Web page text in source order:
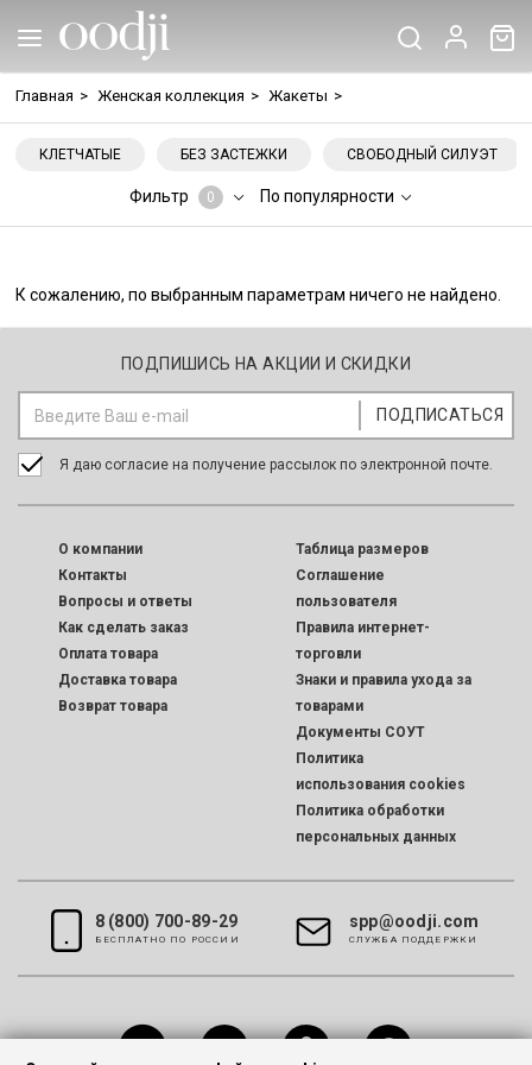
Главная > Женская коллекция > Жакеты >
КЛЕТЧАТЫЕ БЕЗ ЗАСТЕЖКИ СВОБОДНЫЙ СИЛУЭТ
Фильтр 0 По популярности
К сожалению, по выбранным параметрам ничего не найдено.
ПОДПИШИСЬ НА АКЦИИ И СКИДКИ
Я даю согласие на получение рассылок по электронной почте.
O компании
Контакты
Вопросы и ответы
Как сделать заказ
Оплата товара
Доставка товара
Возврат товара
Таблица размеров
Соглашение
пользователя
Правила интернет-
торговли
Знаки и правила ухода за
товарами
Документы СОУТ
Политика
использования cookies
Политика обработки
персональных данных
8 (800) 700-89-29
БЕСПЛАТНО ПО РОССИИ
spp@oodji.com
CЛУЖБА ПОДДЕРЖКИ